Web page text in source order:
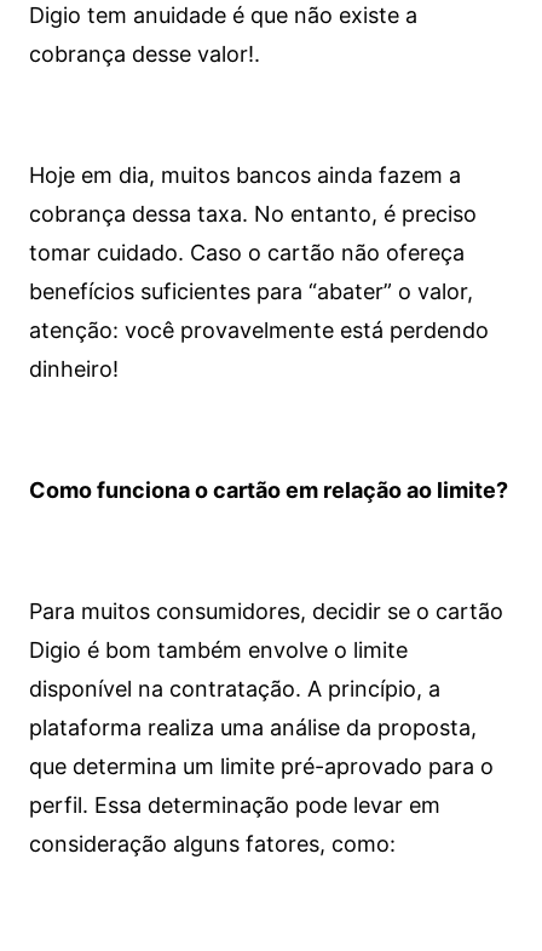
Digio tem anuidade é que não existe a
cobrança desse valor!.
Hoje em dia, muitos bancos ainda fazem a
cobrança dessa taxa. No entanto, é preciso
tomar cuidado. Caso o cartão não ofereça
benefícios suficientes para “abater” o valor,
atenção: você provavelmente está perdendo
dinheiro!
Como funciona o cartão em relação ao limite?
Para muitos consumidores, decidir se o cartão
Digio é bom também envolve o limite
disponível na contratação. A princípio, a
plataforma realiza uma análise da proposta,
que determina um limite pré-aprovado para o
perfil. Essa determinação pode levar em
consideração alguns fatores, como: